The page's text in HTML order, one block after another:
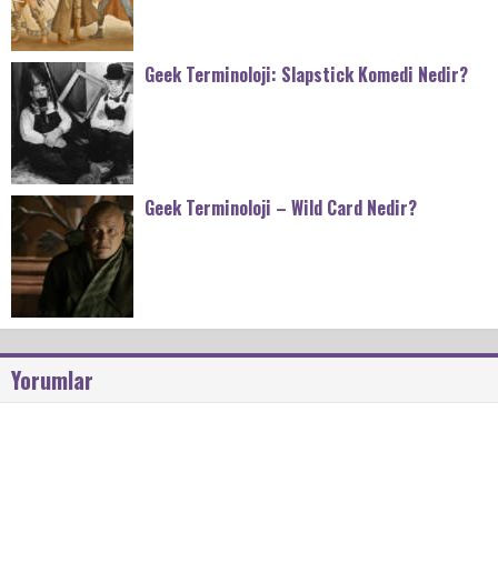
Geek Terminoloji: Slapstick Komedi Nedir?
Geek Terminoloji – Wild Card Nedir?
Yorumlar